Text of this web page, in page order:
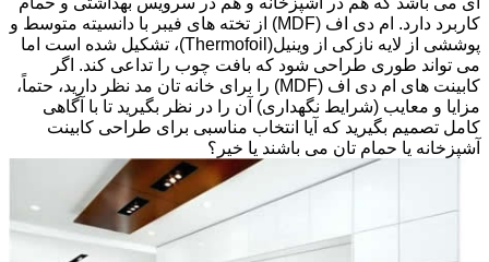
کاربرد دارد. ام دی اف (MDF) از تخته های فیبر با دانسیته متوسط و
پوششی از لایه نازکی از وینیل(Thermofoil)، تشکیل شده است اما
می تواند طوری طراحی شود که بافت چوب را تداعی کند. اگر
کابینت های ام دی اف (MDF) را برای خانه تان مد نظر دارید، حتماً،
مزایا و معایب (شرایط نگهداری) آن را در نظر بگیرید تا با آگاهی
کامل تصمیم بگیرید که آیا انتخاب مناسبی برای طراحی کابینت
آشپزخانه یا حمام تان می باشند یا خیر؟